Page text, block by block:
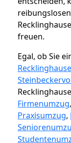
freuen.
Egal, ob Sie
Firmenumzug,
Praxisumzug,